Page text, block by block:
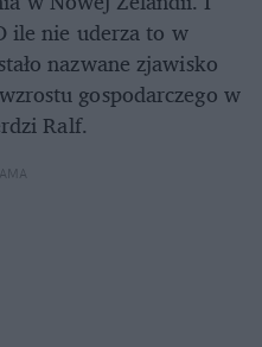
ile nie uderza to w
nazwane zjawisko
gospodarczego w
Ralf.